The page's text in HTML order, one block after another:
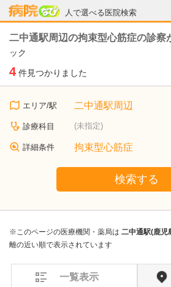
人で選べる医院検索
病院なび
二中通駅周辺の拘束型心筋症の診察
ック
4 件見つかりました
エリア/駅 二中通駅周辺
診療科目 (未指定)
詳細条件 拘束型心筋症
検索する
※このページの医療機関・薬局は 二中通駅(鹿児
離の近い順で表示されています
一覧表示